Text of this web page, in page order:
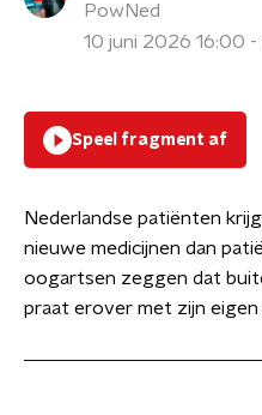
PowNed
10 juni 2026 16:00 -
Speel fragment af
Nederlandse patiënten
nieuwe medicijnen dan
oogartsen zeggen dat
praat erover met zijn eigen